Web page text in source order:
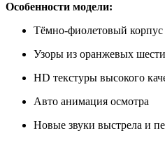
Особенности модели:
Тёмно-фиолетовый корпус
Узоры из оранжевых
HD текстуры высокого
Авто анимация осмотра
Новые звуки выстрела и